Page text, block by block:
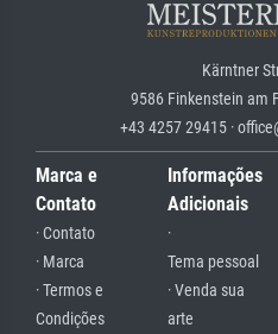
Kärntner
9586 Finkenstein am
+43 4257 29415 ·
Marca e
Contato
· Contato
· Marca
· Termos e
Condições
Informações
Adicionais
·
Tema pessoal
· Venda sua
arte